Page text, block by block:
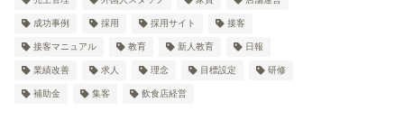
成功事例 採用 採用サイト 接客
接客マニュアル 教育 新人教育 日報
業績改善 求人 理念 目標設定 研修
補助金 集客 飲食店経営